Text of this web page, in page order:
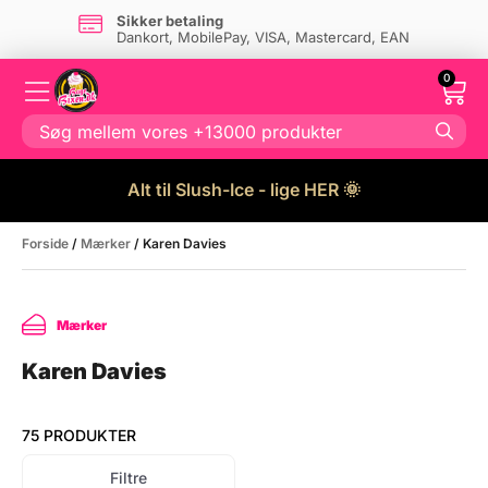
Dansk firma
- og eget lager i Danmark
0
Alt til Slush-Ice - lige HER 🌞
Forside / Mærker / Karen Davies
Mærker
Karen Davies
75 PRODUKTER
Filtre